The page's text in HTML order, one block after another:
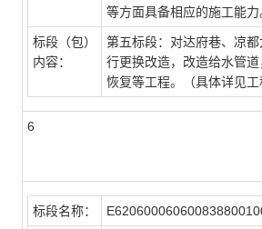
等方面具备相应的施工能力
标段（包）
内容：
第五标段：对达府巷、凉
行更换改造，改造给水管
恢复等工程。（具体详见工
6
标段名称：